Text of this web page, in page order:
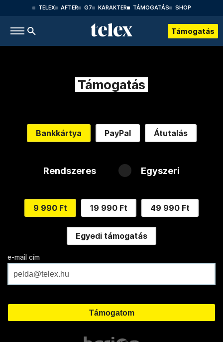
TELEX AFTER G7 KARAKTER TÁMOGATÁS SHOP
Támogatás
Támogatás
Bankkártya PayPal Átutalás
Rendszeres Egyszeri
9 990 Ft 19 990 Ft 49 990 Ft
Egyedi támogatás
e-mail cím